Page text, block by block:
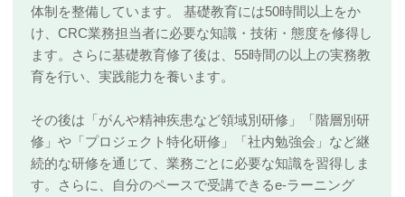
体制を整備しています。 基礎教育には50時間以上をか
け、CRC業務担当者に必要な知識・技術・態度を修得し
ます。さらに基礎教育修了後は、55時間の以上の実務教
育を行い、実践能力を養います。
その後は「がんや精神疾患など領域別研修」「階層別研
修」や「プロジェクト特化研修」「社内勉強会」など継
続的な研修を通じて、業務ごとに必要な知識を習得しま
す。さらに、自分のペースで受講できるe-ラーニング